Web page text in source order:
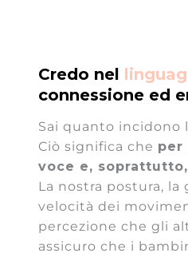
Credo nel
connessione ed
Sai quanto incidono
Ciò significa che per
voce e,
La nostra postura,
velocità dei
percezione che gli
assicuro che i